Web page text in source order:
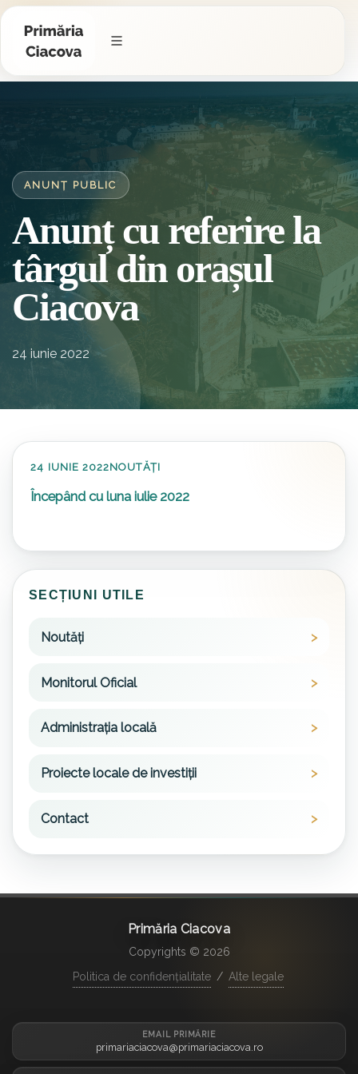
ANUNȚ PUBLIC
Anunț cu referire la
târgul din orașul
Ciacova
24 iunie 2022
24 IUNIE 2022NOUTĂȚI
Începând cu luna iulie 2022
SECȚIUNI UTILE
Noutăți
Monitorul Oficial
Administrația locală
Proiecte locale de investiții
Contact
Primăria Ciacova
Copyrights © 2026
Politica de confidențialitate / Alte legale
EMAIL PRIMĂRIE
primariaciacova@primariaciacova.ro